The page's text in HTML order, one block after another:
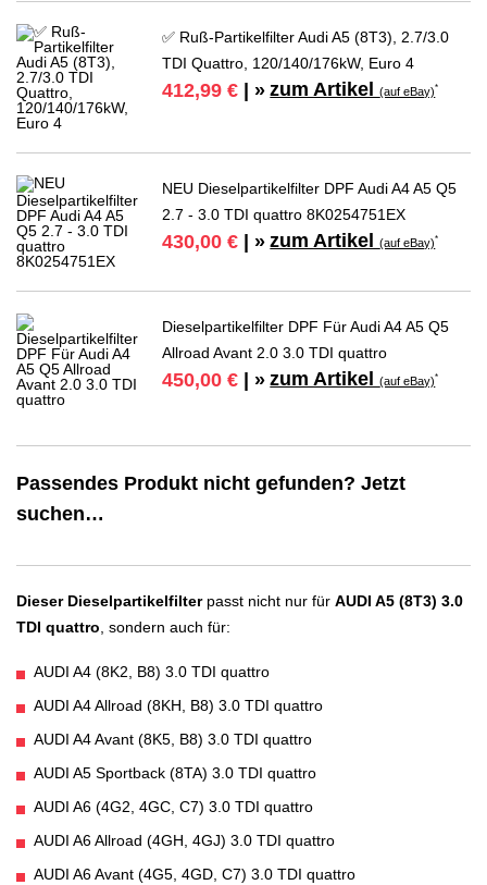
✅ Ruß-Partikelfilter Audi A5 (8T3), 2.7/3.0
TDI Quattro, 120/140/176kW, Euro 4
412,99 € | » zum Artikel(auf eBay)*
NEU Dieselpartikelfilter DPF Audi A4 A5 Q5
2.7 - 3.0 TDI quattro 8K0254751EX
430,00 € | » zum Artikel(auf eBay)*
Dieselpartikelfilter DPF Für Audi A4 A5 Q5
Allroad Avant 2.0 3.0 TDI quattro
450,00 € | » zum Artikel(auf eBay)*
Passendes Produkt nicht gefunden? Jetzt
suchen…
Dieser Dieselpartikelfilterpasst nicht nur für AUDI A5 (8T3) 3.0
TDI quattro , sondern auch für:
AUDI A4 (8K2, B8) 3.0 TDI quattro
AUDI A4 Allroad (8KH, B8) 3.0 TDI quattro
AUDI A4 Avant (8K5, B8) 3.0 TDI quattro
AUDI A5 Sportback (8TA) 3.0 TDI quattro
AUDI A6 (4G2, 4GC, C7) 3.0 TDI quattro
AUDI A6 Allroad (4GH, 4GJ) 3.0 TDI quattro
AUDI A6 Avant (4G5, 4GD, C7) 3.0 TDI quattro